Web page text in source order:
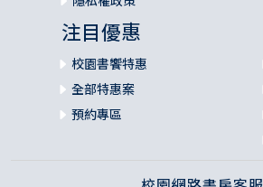
注目優惠
校園書饗特惠
全部特惠案
預約專區